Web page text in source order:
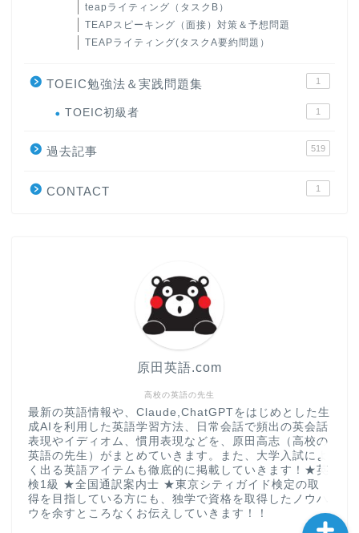
teapライティング（タスクB）
TEAPスピーキング（面接）対策＆予想問題
TEAPライティング(タスクA要約問題）
TOEIC勉強法＆実践問題集 1
TOEIC初級者 1
過去記事 519
CONTACT 1
高校の英語の先生
原田英語.com
最新の英語情報や、Claude,ChatGPTをはじめとした生
成AIを利用した英語学習方法、日常会話で頻出の英会話
表現やイディオム、慣用表現などを、原田高志（高校の
英語の先生）がまとめていきます。また、大学入試によ
く出る英語アイテムも徹底的に掲載していきます！★英
検1級 ★全国通訳案内士 ★東京シティガイド検定の取
得を目指している方にも、独学で資格を取得したノウハ
ウを余すところなくお伝えしていきます！！
大学入試英語対策講座
英語名言・格言・カッコい
い英語＆素敵な英文フレー
CONTACT